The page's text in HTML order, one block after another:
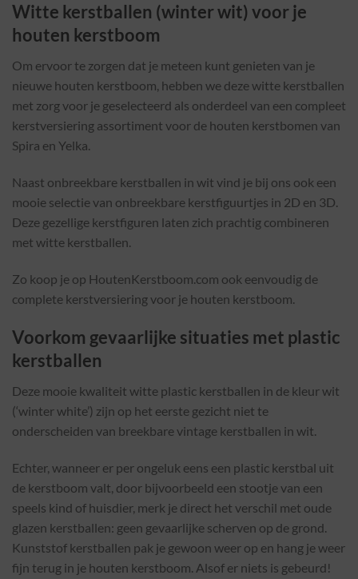
Witte kerstballen (winter wit) voor je
houten kerstboom
Om ervoor te zorgen dat je meteen kunt genieten van je
nieuwe houten kerstboom, hebben we deze witte kerstballen
met zorg voor je geselecteerd als onderdeel van een compleet
kerstversiering assortiment voor de houten kerstbomen van
Spira en Yelka.
Naast onbreekbare kerstballen in wit vind je bij ons ook een
mooie selectie van onbreekbare kerstfiguurtjes in 2D en 3D.
Deze gezellige kerstfiguren laten zich prachtig combineren
met witte kerstballen.
Zo koop je op HoutenKerstboom.com ook eenvoudig de
complete kerstversiering voor je houten kerstboom.
Voorkom gevaarlijke situaties met plastic
kerstballen
Deze mooie kwaliteit witte plastic kerstballen in de kleur wit
(‘winter white’) zijn op het eerste gezicht niet te
onderscheiden van breekbare vintage kerstballen in wit.
Echter, wanneer er per ongeluk eens een plastic kerstbal uit
de kerstboom valt, door bijvoorbeeld een stootje van een
speels kind of huisdier, merk je direct het verschil met oude
glazen kerstballen: geen gevaarlijke scherven op de grond.
Kunststof kerstballen pak je gewoon weer op en hang je weer
fijn terug in je houten kerstboom. Alsof er niets is gebeurd!